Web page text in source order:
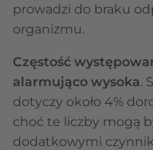
prowadzi do braku
organizmu.
Częstość
alarmująco wysoka.
dotyczy około 4%
choć te liczby mogą
dodatkowymi